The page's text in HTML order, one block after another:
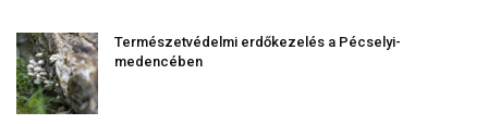
Természetvédelmi erdőkezelés a Pécselyi-
medencében